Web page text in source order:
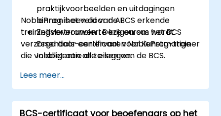
praktijkvoorbeelden en uitdagingen
binnen het veld van AI.
Zelfvertrouwen te krijgen om het BCS
Essentials-certificaat voor Kunstmatige
Intelligentie af te leggen.
voor implementatie van AI in hun
professionele werkomgeving.
NobleProg is een door de BCS erkende
trainingsleverancier. Deze cursus wordt
verzorgd door een ervaren NobleProg-trainer
die voldoet aan alle eisen van de BCS.
Lees meer...
BCS-certificaat voor beoefenaars op het